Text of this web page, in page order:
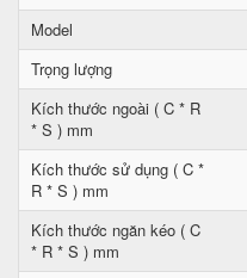
Model
Trọng lượng
Kích thước ngoài ( C * R
* S ) mm
Kích thước sử dụng ( C *
R * S ) mm
Kích thước ngăn kéo ( C
* R * S ) mm